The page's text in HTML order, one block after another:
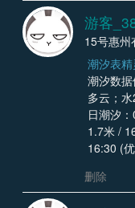
游客
15号惠州
潮汐表
潮汐数
多云；
日潮汐
1.7米 /
16:30 (
删除